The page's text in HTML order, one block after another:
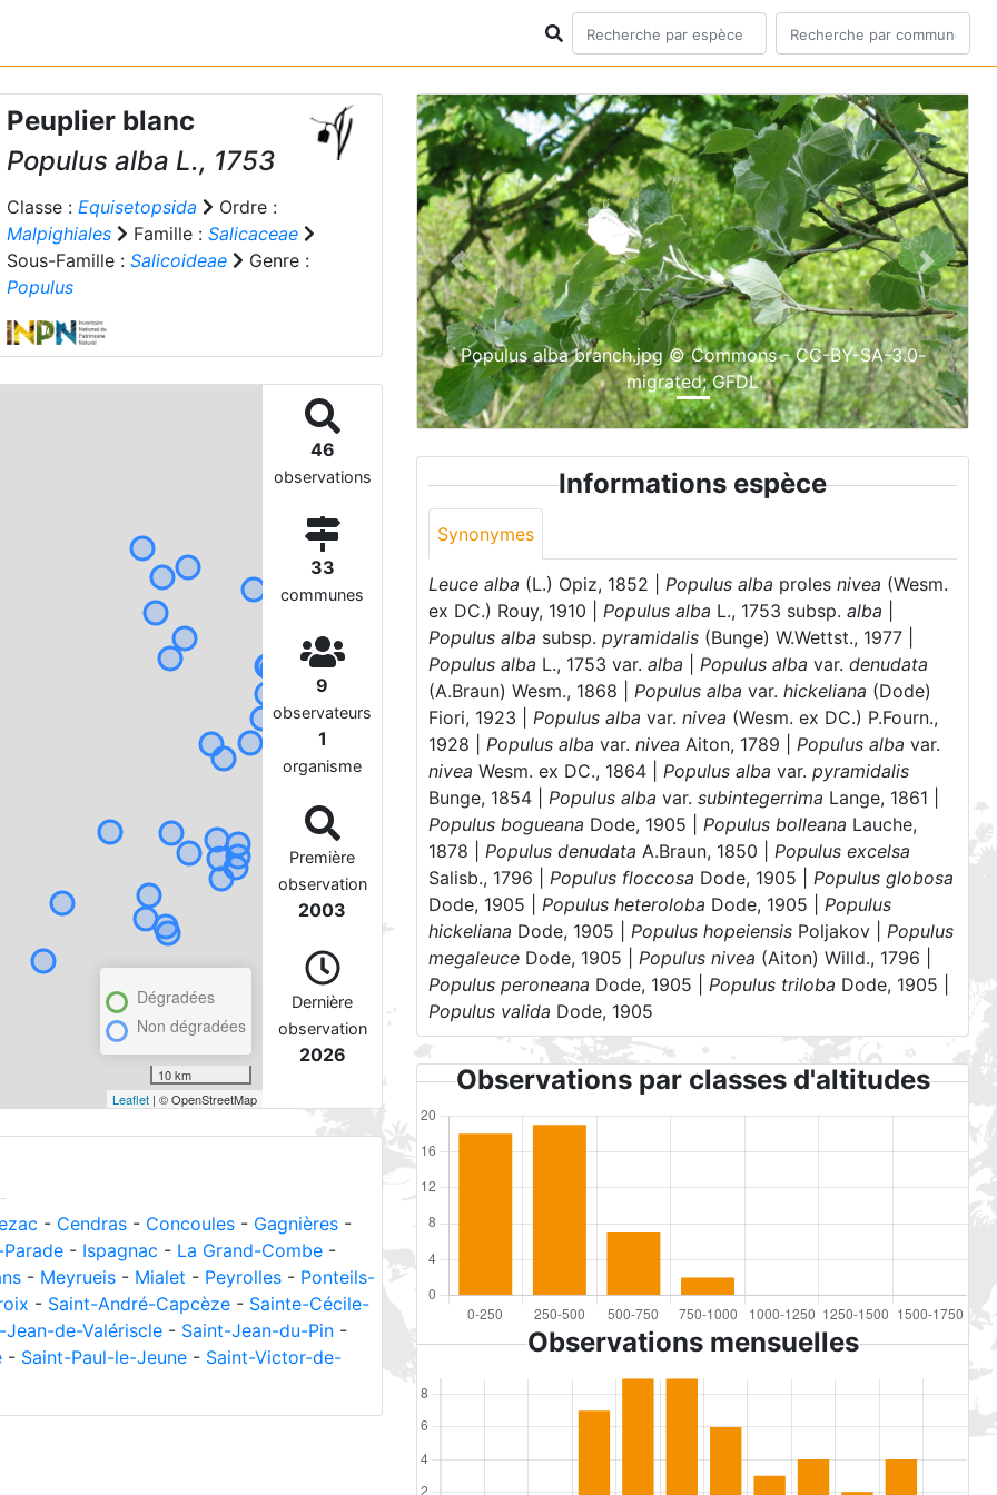
Peuplier blanc
Populus alba L., 1753
Classe : Equisetopsida
Ordre :
Malpighiales
Famille : Salicaceae
Sous-Famille : Salicoideae
Genre :
Populus
Dégradées
Non dégradées
10 km
Leaflet| © OpenStreetMap
46
observations
33
communes
9
observateurs
1
organisme
Première
observation
2003
Dernière
observation
2026
- Cendras - Concoules - Gagnières -
- Ispagnac - La Grand-Combe -
- Meyrueis - Mialet - Peyrolles - Ponteils-
- Saint-André-Capcèze - Sainte-Cécile-
Jean-de-Valériscle - Saint-Jean-du-Pin -
- Saint-Paul-le-Jeune - Saint-Victor-de-
Populus alba branch.jpg © Commons - CC-BY-SA-3.0-
migrated; GFDL
Previous Next
Informations espèce
Synonymes
Leuce alba (L.) Opiz, 1852 |Populus alba proles nivea (Wesm.
ex DC.) Rouy, 1910 |Populus alba L., 1753 subsp. alba
Populus alba subsp. pyramidalis (Bunge) W.Wettst., 1977 |
Populus alba L., 1753 var. alba |Populus albavar. denudata
(A.Braun) Wesm., 1868 |Populus albavar. hickeliana (Dode)
Fiori, 1923 |Populus albavar. nivea (Wesm. ex DC.) P.Fourn.,
1928 |Populus albavar. nivea Aiton, 1789 |Populus albavar.
nivea Wesm. ex DC., 1864 |Populus albavar. pyramidalis
Bunge, 1854 |Populus albavar. subintegerrima Lange, 1861 |
Populus bogueana Dode, 1905 |Populus bolleana Lauche,
1878 |Populus denudata A.Braun, 1850 |Populus excelsa
Salisb., 1796 |Populus floccosa Dode, 1905 |Populus globosa
Dode, 1905 |Populus heteroloba Dode, 1905 |Populus
hickeliana Dode, 1905 |Populus hopeiensis Poljakov |Populus
megaleuce Dode, 1905 |Populus nivea (Aiton) Willd., 1796 |
Populus peroneana Dode, 1905 |Populus triloba Dode, 1905 |
Populus valida Dode, 1905
Observations par classes d'altitudes
Observations mensuelles